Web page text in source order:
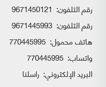
رقم التلفون: 9671450121
رقم التلفون: 9671445993
هاتف محمول: 770445995
واتساب:
البريد الإلكتروني: راسلنا